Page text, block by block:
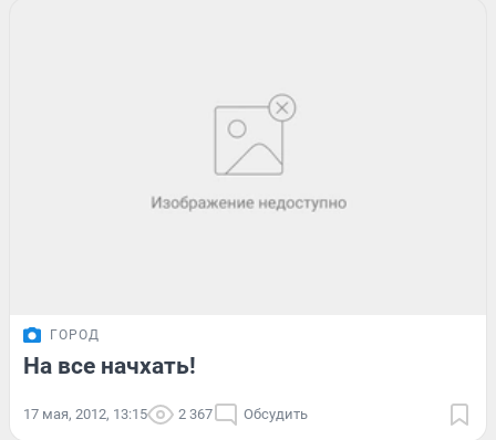
ГОРОД
На все начхать!
17 мая, 2012, 13:15 2 367 Обсудить